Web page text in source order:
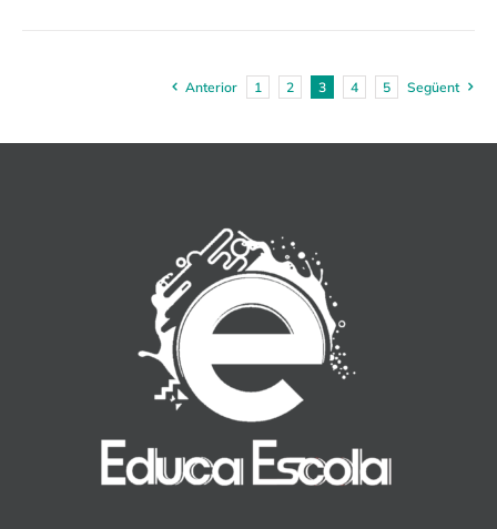
Anterior 1 2 3 4 5 Següent